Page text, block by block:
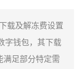
载及解冻费设置
字钱包，其下载
满足部分特定需